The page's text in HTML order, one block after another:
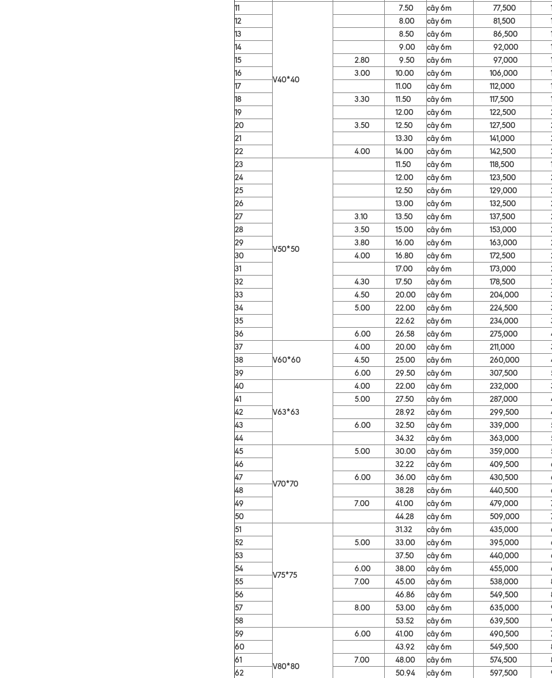
11
V40*40
7.50 cây 6m 77,500
12
8.00 cây 6m 81,500
13
8.50 cây 6m 86,500
14
9.00 cây 6m 92,000
15
2.80 9.50 cây 6m 97,000
16
3.00 10.00 cây 6m 106,000
17
11.00 cây 6m 112,000
18
3.30 11.50 cây 6m 117,500
19
12.00 cây 6m 122,500
20
3.50 12.50 cây 6m 127,500
21
13.30 cây 6m 141,000
22
4.00 14.00 cây 6m 142,500
23
V50*50
11.50 cây 6m 118,500
24
12.00 cây 6m 123,500
25
12.50 cây 6m 129,000
26
13.00 cây 6m 132,500
27
3.10 13.50 cây 6m 137,500
28
3.50 15.00 cây 6m 153,000
29
3.80 16.00 cây 6m 163,000
30
4.00 16.80 cây 6m 172,500
31
17.00 cây 6m 173,000
32
4.30 17.50 cây 6m 178,500
33
4.50 20.00 cây 6m 204,000
34
5.00 22.00 cây 6m 224,500
35
22.62 cây 6m 234,000
36
6.00 26.58 cây 6m 275,000
37
V60*60
4.00 20.00 cây 6m 211,000
38
4.50 25.00 cây 6m 260,000
39
6.00 29.50 cây 6m 307,500
40
V63*63
4.00 22.00 cây 6m 232,000
41
5.00 27.50 cây 6m 287,000
42
28.92 cây 6m 299,500
43
6.00 32.50 cây 6m 339,000
44
34.32 cây 6m 363,000
45
V70*70
5.00 30.00 cây 6m 359,000
46
32.22 cây 6m 409,500
47
6.00 36.00 cây 6m 430,500
48
38.28 cây 6m 440,500
49
7.00 41.00 cây 6m 479,000
50
44.28 cây 6m 509,000
51
V75*75
31.32 cây 6m 435,000
52
5.00 33.00 cây 6m 395,000
53
37.50 cây 6m 440,000
54
6.00 38.00 cây 6m 455,000
55
7.00 45.00 cây 6m 538,000
56
46.86 cây 6m 549,500
57
8.00 53.00 cây 6m 635,000
58
53.52 cây 6m 639,500
59
V80*80
6.00 41.00 cây 6m 490,500
60
43.92 cây 6m 549,500
61
7.00 48.00 cây 6m 574,500
62
50.94 cây 6m 597,500